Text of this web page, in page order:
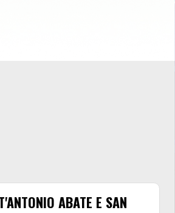
ABATE E SAN